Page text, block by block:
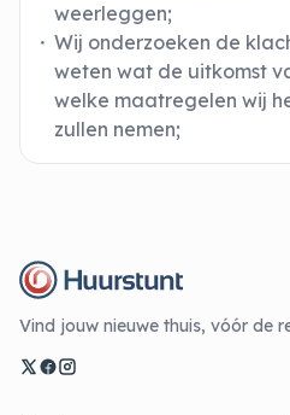
weerleggen;
Wij onderzoeken de
weten wat de uitkomst
welke maatregelen wij
zullen nemen;
Vind jouw nieuwe thuis, vóór de